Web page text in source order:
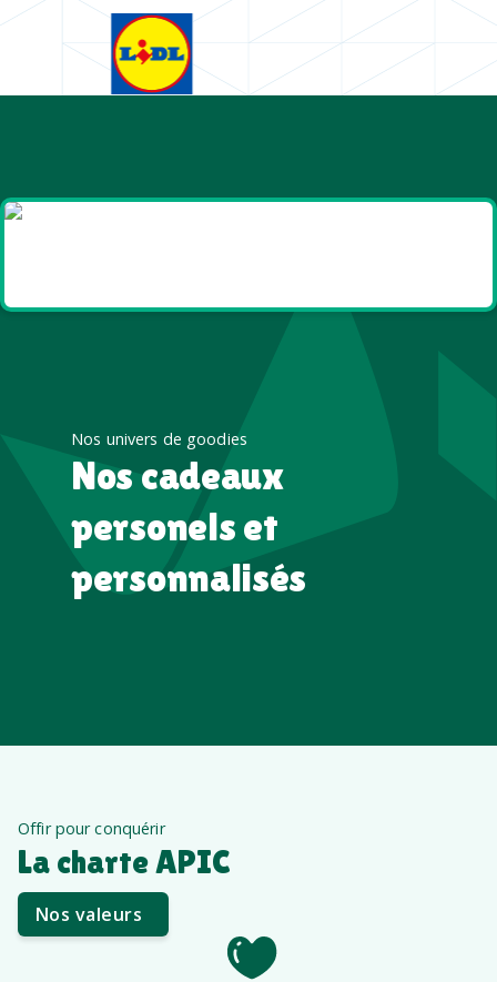
Nos univers de goodies
Nos cadeaux
personels et
personnalisés
Offir pour conquérir
La charte APIC
Nos valeurs